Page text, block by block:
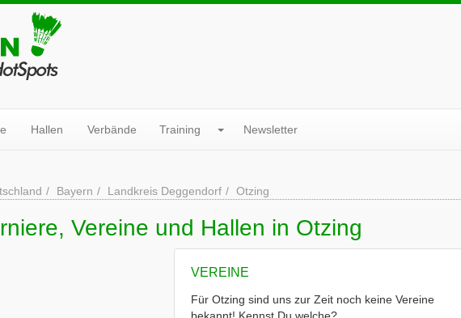
Hallen Verbände Training Newsletter
Bayern Landkreis Deggendorf Otzing
Vereine und Hallen in Otzing
VEREINE
Für Otzing sind uns zur Zeit noch keine Vereine